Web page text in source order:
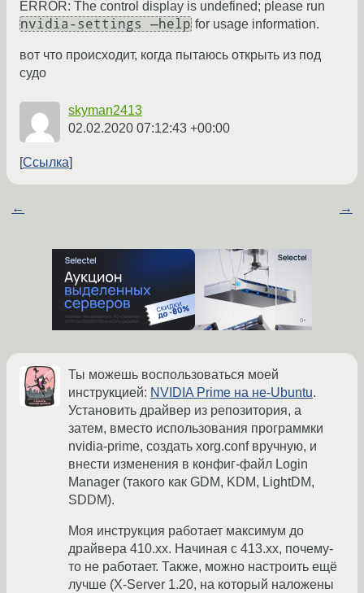
ERROR: The control display is undefined; please run
nvidia-settings —help for usage information.
вот что происходит, когда пытаюсь открыть из под
судо
skyman2413
02.02.2020 07:12:43 +00:00
Ссылка
← →
Ты можешь воспользоваться моей
инструкцией: NVIDIA Prime на не-Ubuntu.
Установить драйвер из репозитория, а
затем, вместо использования программки
nvidia-prime, создать xorg.conf вручную, и
внести изменения в конфиг-файл Login
Manager (такого как GDM, KDM, LightDM,
SDDM).
Моя инструкция работает максимум до
драйвера 410.xx. Начиная с 413.xx, почему-
то не работает. Также, можно настроить ещё
лучше (X-Server 1.20, на который наложены